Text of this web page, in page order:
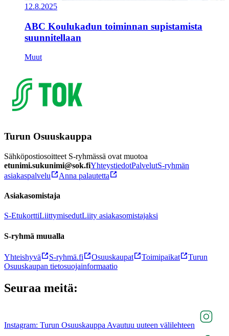
12.8.2025
ABC Koulukadun toiminnan supistamista
suunnitellaan
Muut
Turun Osuuskauppa
Sähköpostiosoitteet S-ryhmässä ovat muotoa
etunimi.sukunimi@sok.fiYhteystiedotPalvelutS-ryhmän
asiakaspalvelu
Anna palautetta
Asiakasomistaja
S-EtukorttiLiittymisedutLiity asiakasomistajaksi
S-ryhmä muualla
Yhteishyvä S-ryhmä.fi Osuuskaupat Toimipaikat
Turun
Osuuskaupan tietosuojainformaatio
Seuraa meitä:
Instagram: Turun Osuuskauppa Avautuu uuteen välilehteen